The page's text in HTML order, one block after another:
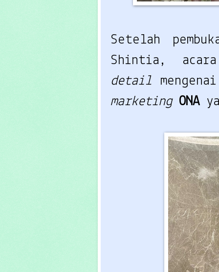
Setelah
Shintia,
detail
marketing ONA